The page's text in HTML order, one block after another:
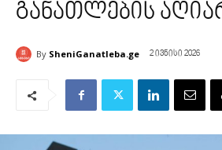
განათლების
By SheniGanatleba.ge 2 ივნისი 2026